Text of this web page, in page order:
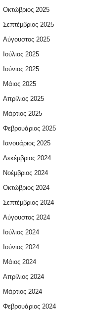
Οκτώβριος 2025
Σεπτέμβριος 2025
Αύγουστος 2025
Ιούλιος 2025
Ιούνιος 2025
Μάιος 2025
Απρίλιος 2025
Μάρτιος 2025
Φεβρουάριος 2025
Ιανουάριος 2025
Δεκέμβριος 2024
Νοέμβριος 2024
Οκτώβριος 2024
Σεπτέμβριος 2024
Αύγουστος 2024
Ιούλιος 2024
Ιούνιος 2024
Μάιος 2024
Απρίλιος 2024
Μάρτιος 2024
Φεβρουάριος 2024